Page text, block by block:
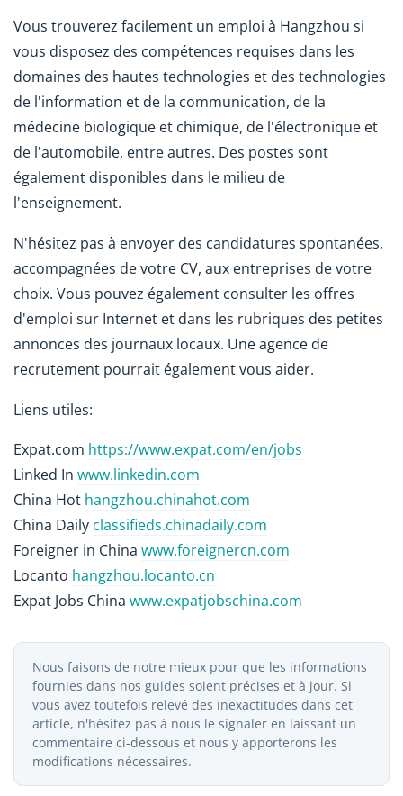
Vous trouverez facilement un emploi à Hangzhou si
vous disposez des compétences requises dans les
domaines des hautes technologies et des technologies
de l'information et de la communication, de la
médecine biologique et chimique, de l'électronique et
de l'automobile, entre autres. Des postes sont
également disponibles dans le milieu de
l'enseignement.
N'hésitez pas à envoyer des candidatures spontanées,
accompagnées de votre CV, aux entreprises de votre
choix. Vous pouvez également consulter les offres
d'emploi sur Internet et dans les rubriques des petites
annonces des journaux locaux. Une agence de
recrutement pourrait également vous aider.
Liens utiles:
Expat.com https://www.expat.com/en/jobs
Linked In www.linkedin.com
China Hot hangzhou.chinahot.com
China Daily classifieds.chinadaily.com
Foreigner in China www.foreignercn.com
Locanto hangzhou.locanto.cn
Expat Jobs China www.expatjobschina.com
Nous faisons de notre mieux pour que les informations
fournies dans nos guides soient précises et à jour. Si
vous avez toutefois relevé des inexactitudes dans cet
article, n'hésitez pas à nous le signaler en laissant un
commentaire ci-dessous et nous y apporterons les
modifications nécessaires.